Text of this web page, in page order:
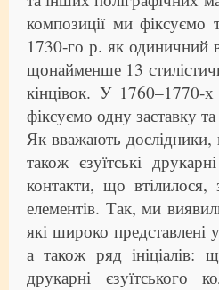
композиції ми
1730-го р. як одиничний
щонайменше 13
кінцівок. У 1760–1770-х
фіксуємо одну заставку
Як вважають
також єзуїтські
контакти, що втілилося,
елементів. Так, ми
які широко представлені
а також ряд ініціалів:
друкарні єзуїтського